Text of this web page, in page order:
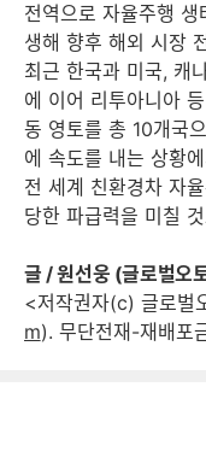
전역으로 자율주행
생해 향후 해외 시장
최근 한국과 미국, 캐
에 이어 리투아니아
동 영토를 총 10개국
에 속도를 내는 상황
전 세계 친환경차 자
당한 파급력을 미칠
글 / 원선웅 (글로벌오
<저작권자(c) 글로벌
m). 무단전재-재배포